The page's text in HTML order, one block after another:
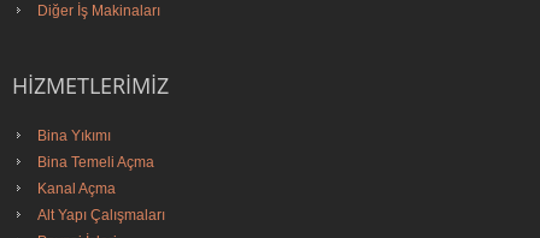
Diğer İş Makinaları
HIZMETLERIMIZ
Bina Yıkımı
Bina Temeli Açma
Kanal Açma
Alt Yapı Çalışmaları